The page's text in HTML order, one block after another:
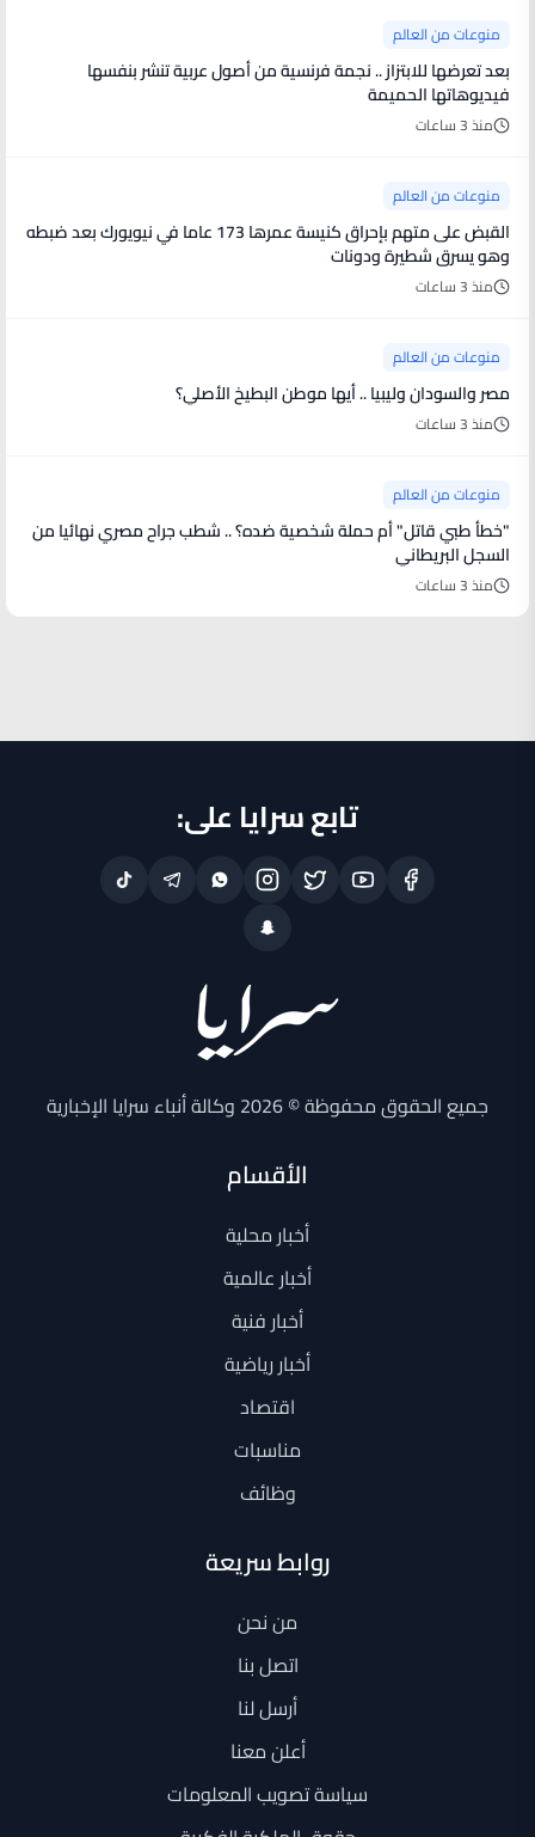
منوعات من العالم
بعد تعرضها للابتزاز .. نجمة فرنسية من أصول عربية تنشر بنفسها
فيديوهاتها الحميمة
منذ 3 ساعات
منوعات من العالم
القبض على متهم بإحراق كنيسة عمرها 173 عاما في نيويورك بعد ضبطه
وهو يسرق شطيرة ودونات
منذ 3 ساعات
منوعات من العالم
مصر والسودان وليبيا .. أيها موطن البطيخ الأصلي؟
منذ 3 ساعات
منوعات من العالم
"خطأ طبي قاتل" أم حملة شخصية ضده؟ .. شطب جراح مصري نهائيا من
السجل البريطاني
منذ 3 ساعات
تابع سرايا على:
جميع الحقوق محفوظة © 2026 وكالة أنباء سرايا الإخبارية
الأقسام
أخبار محلية
أخبار عالمية
أخبار فنية
أخبار رياضية
اقتصاد
مناسبات
وظائف
روابط سريعة
من نحن
اتصل بنا
أرسل لنا
أعلن معنا
سياسة تصويب المعلومات